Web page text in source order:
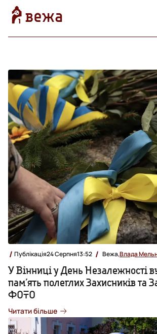
Публікація24 Серпня13:52 Вежа,Влада
У Вінниці у День Незалежності
памʼять полеглих Захисників та
ФОТО
Читати більше